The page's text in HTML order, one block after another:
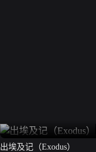
出埃及记（Exodus）